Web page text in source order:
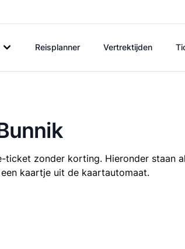
Reisplanner Vertrektijden
ticket zonder korting. Hieronder staan
kaartje uit de kaartautomaat.